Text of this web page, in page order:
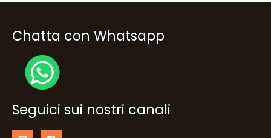
Chatta con Whatsapp
Seguici sui nostri canali